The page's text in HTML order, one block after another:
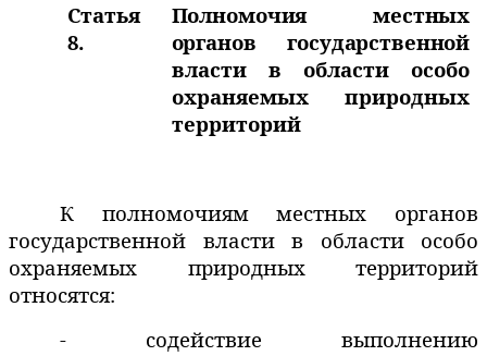
Статья
8.
Полномочия местных
органов государственной
власти в области особо
охраняемых природных
территорий
К полномочиям местных органов
государственной власти в области особо
охраняемых природных территорий
относятся:
- содействие выполнению